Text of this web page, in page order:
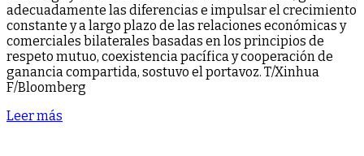
adecuadamente las diferencias e impulsar el crecimiento
constante y a largo plazo de las relaciones económicas y
comerciales bilaterales basadas en los principios de
respeto mutuo, coexistencia pacífica y cooperación de
ganancia compartida, sostuvo el portavoz. T/Xinhua
F/Bloomberg
Leer más